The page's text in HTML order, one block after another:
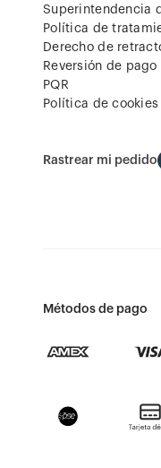
Superintendencia
Política de
Derecho de
Reversión de pago
PQR
Política de cookies
Rastrear mi pedido
Métodos de pago